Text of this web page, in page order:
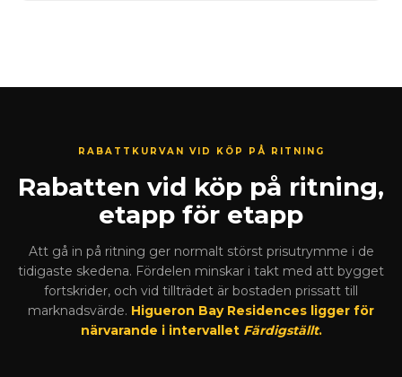
RABATTKURVAN VID KÖP PÅ RITNING
Rabatten vid köp på ritning,
etapp för etapp
Att gå in på ritning ger normalt störst prisutrymme i de
tidigaste skedena. Fördelen minskar i takt med att bygget
fortskrider, och vid tillträdet är bostaden prissatt till
marknadsvärde. Higueron Bay Residences ligger för
närvarande i intervallet Färdigställt.